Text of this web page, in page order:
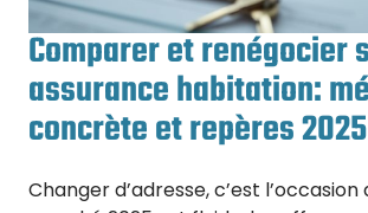
Comparer et renégocier
assurance habitation:
concrète et repères 2025
Changer d’adresse, c’est l’occasion